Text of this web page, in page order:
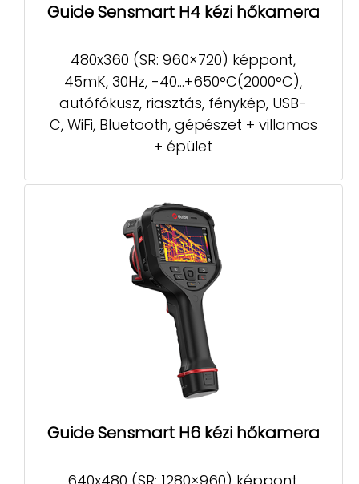
Guide Sensmart H4 kézi hőkamera
480x360 (SR: 960×720) képpont,
45mK, 30Hz, -40...+650°C(2000°C),
autófókusz, riasztás, fénykép, USB-
C, WiFi, Bluetooth, gépészet + villamos
+ épület
Guide Sensmart H6 kézi hőkamera